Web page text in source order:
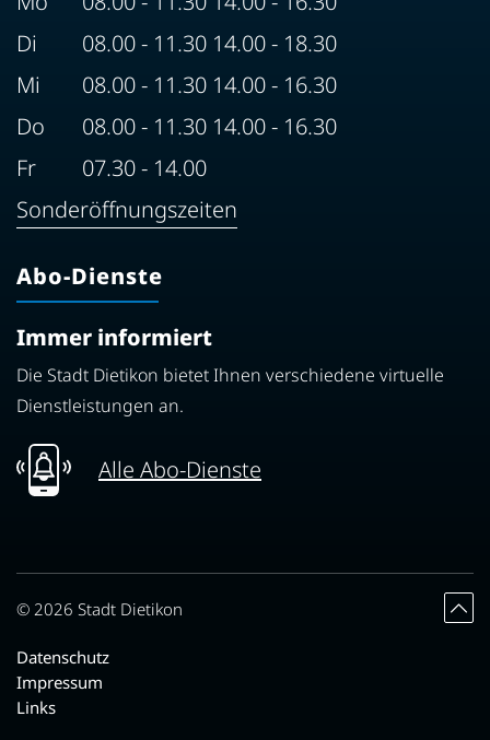
Di
08.00 - 11.30 14.00 - 18.30
Mi
08.00 - 11.30 14.00 - 16.30
Do
08.00 - 11.30 14.00 - 16.30
Fr
07.30 - 14.00
Sonderöffnungszeiten
Abo-Dienste
Immer informiert
Die Stadt Dietikon bietet Ihnen verschiedene virtuelle
Dienstleistungen an.
Alle Abo-Dienste
© 2026 Stadt Dietikon
Toolbar
Datenschutz
Impressum
Links